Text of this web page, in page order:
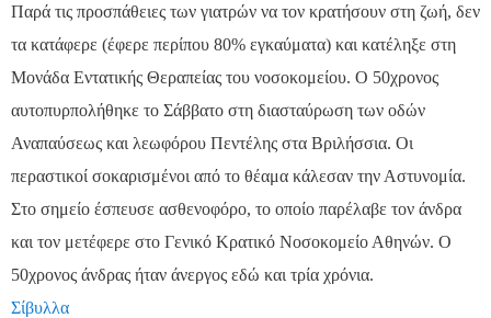
Παρά τις προσπάθειες των γιατρών να τον κρατήσουν στη ζωή, δεν
τα κατάφερε (έφερε περίπου 80% εγκαύματα) και κατέληξε στη
Μονάδα Εντατικής Θεραπείας του νοσοκομείου. Ο 50χρονος
αυτοπυρπολήθηκε το Σάββατο στη διασταύρωση των οδών
Αναπαύσεως και λεωφόρου Πεντέλης στα Βριλήσσια. Οι
περαστικοί σοκαρισμένοι από το θέαμα κάλεσαν την Αστυνομία.
Στο σημείο έσπευσε ασθενοφόρο, το οποίο παρέλαβε τον άνδρα
και τον μετέφερε στο Γενικό Κρατικό Νοσοκομείο Αθηνών. Ο
50χρονος άνδρας ήταν άνεργος εδώ και τρία χρόνια.
Σίβυλλα